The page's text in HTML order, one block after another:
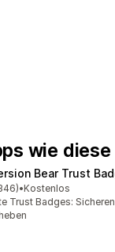
wie diese
Bear Trust
5 Sternen
insgesamt
•Kostenlos
Trust Badges: